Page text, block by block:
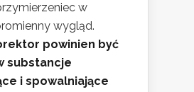
w
wygląd.
powinien być
substancje
i spowalniające